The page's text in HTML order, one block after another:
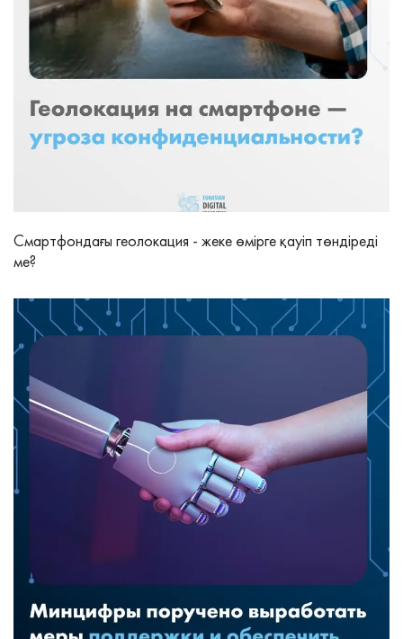
Смартфондағы геолокация - жеке өмірге қауіп төндіреді
ме?